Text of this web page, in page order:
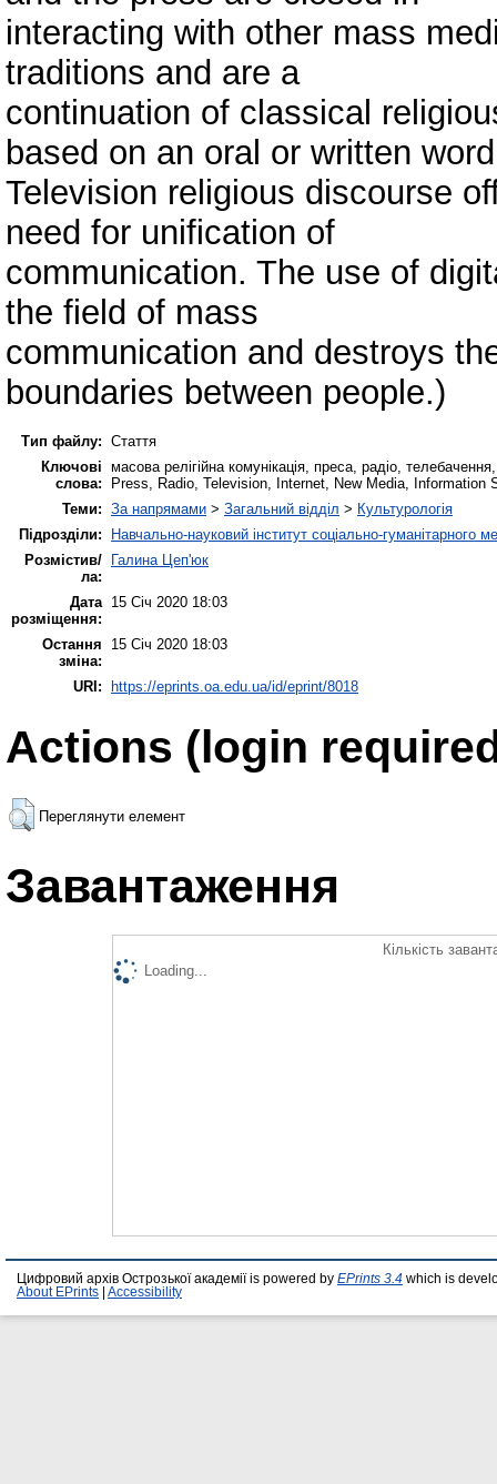
interacting with other mass
traditions and are a
continuation of classical
based on an oral or written
Television religious discourse
need for unification of
communication. The use of
the field of mass
communication and destroys
boundaries between people.)
Тип файлу: Стаття
Ключові
слова:
масова релігійна комунікація, преса, радіо,
Press, Radio, Television, Internet, New Media, Іnformation
Теми: За напрямами > Загальний відділ > Культурологія
Підрозділи:
Навчально-науковий інститут соціально-гуманітарного
Розмістив/
ла:
Галина Цеп'юк
Дата
розміщення:
15 Січ 2020 18:03
Остання
зміна:
15 Січ 2020 18:03
URI: https://eprints.oa.edu.ua/id/eprint/8018
Actions (login
Переглянути елемент
Завантаження
Кількість
Loading...
Цифровий архів Острозької академії is powered by EPrints 3.4 which is
About EPrints
Accessibility